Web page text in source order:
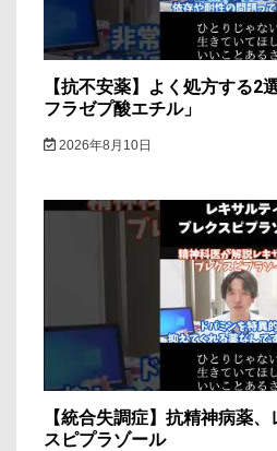
【抗不安薬】よく処方する
フラゼプ酸エチル」
2026年8月10日
【統合失調症】抗精神病薬
スピプラゾール